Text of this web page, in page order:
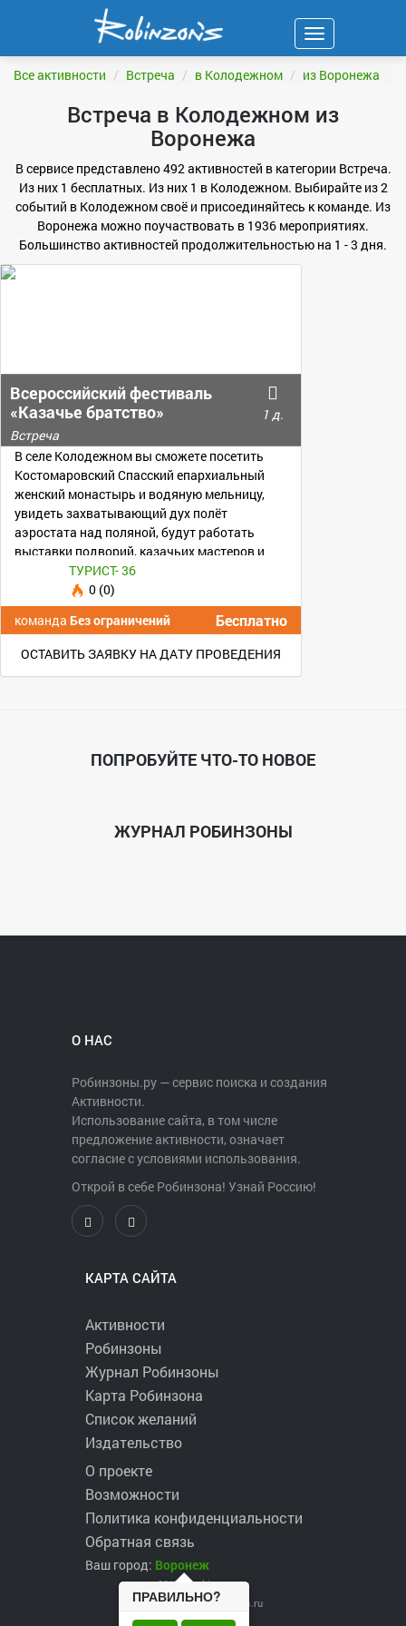
Навигация
Все активности Встреча в Колодежном из Воронежа
Встреча в Колодежном из
Воронежа
В сервисе представлено 492 активностей в категории Встреча.
Из них 1 бесплатных. Из них 1 в Колодежном. Выбирайте из 2
событий в Колодежном своё и присоединяйтесь к команде. Из
Воронежа можно поучаствовать в 1936 мероприятиях.
Большинство активностей продолжительностью на 1 - 3 дня.
Всероссийский фестиваль
«Казачье братство»
1 д.
Встреча
В селе Колодежном вы сможете посетить
Костомаровский Спасский епархиальный
женский монастырь и водяную мельницу,
увидеть захватывающий дух полёт
аэростата над поляной, будут работать
выставки подворий, казачьих мастеров и
игровые площадки.
ТУРИСТ- 36
0 (0)
команда Без ограничений Бесплатно
ОСТАВИТЬ ЗАЯВКУ НА ДАТУ ПРОВЕДЕНИЯ
ПОПРОБУЙТЕ ЧТО-ТО НОВОЕ
ЖУРНАЛ РОБИНЗОНЫ
О НАС
Робинзоны.ру — сервис поиска и создания
Активности.
Использование сайта, в том числе
предложение активности, означает
согласие с условиями использования.
Открой в себе Робинзона! Узнай Россию!
КАРТА САЙТА
Активности
Робинзоны
Журнал Робинзоны
Карта Робинзона
Список желаний
Издательство
О проекте
Возможности
Политика конфиденциальности
Обратная связь
Ваш город: Воронеж
ПРАВИЛЬНО?
2017 ©robinzons.ru
robinzons@robinzons.ru